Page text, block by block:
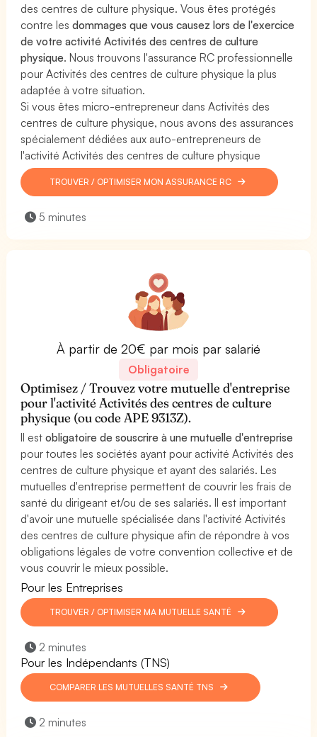
des centres de culture physique. Vous êtes protégés
contre lesdommages que vous causez lors de l'exercice
de votre activité Activités des centres de culture
physique. Nous trouvons l'assurance RC professionnelle
pour Activités des centres de culture physique la plus
adaptée à votre situation.
Si vous êtes micro-entrepreneur dans Activités des
centres de culture physique, nous avons des assurances
spécialement dédiées aux auto-entrepreneurs de
l'activité Activités des centres de culture physique
TROUVER / OPTIMISER MON ASSURANCE RC
5 minutes
À partir de 20€ par mois par salarié
Obligatoire
Optimisez / Trouvez votre mutuelle d'entreprise
pour l'activité Activités des centres de culture
physique (ou code APE 9313Z).
Il estobligatoire de souscrire à une mutuelle d'entreprise
pour toutes les sociétés ayant pour activité Activités des
centres de culture physique et ayant des salariés. Les
mutuelles d'entreprise permettent de couvrir les frais de
santé du dirigeant et/ou de ses salariés. Il est important
d'avoir une mutuelle spécialisée dans l'activité Activités
des centres de culture physique afin de répondre à vos
obligations légales de votre convention collective et de
vous couvrir le mieux possible.
Pour les Entreprises
TROUVER / OPTIMISER MA MUTUELLE SANTÉ
2 minutes
Pour les Indépendants (TNS)
COMPARER LES MUTUELLES SANTÉ TNS
2 minutes